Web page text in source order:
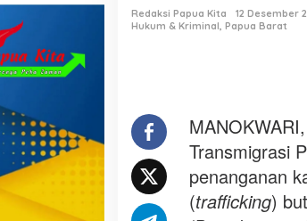
Redaksi Papua Kita
12 Desember
Hukum & Kriminal, Papua Barat
Transmigrasi
penanganan
(trafficking)